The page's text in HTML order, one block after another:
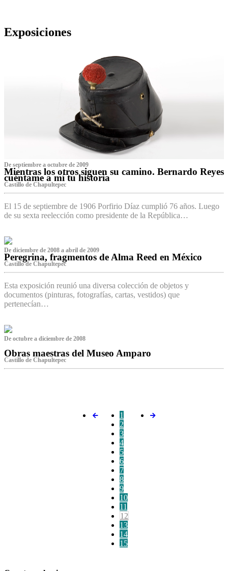
Exposiciones
De septiembre a octubre de 2009
Mientras los otros siguen su camino. Bernardo Reyes
cuéntame a mí tu historia
Castillo de Chapultepec
El 15 de septiembre de 1906 Porfirio Díaz cumplió 76 años. Luego
de su sexta reelección como presidente de la República…
De diciembre de 2008 a abril de 2009
Peregrina, fragmentos de Alma Reed en México
Castillo de Chapultepec
Esta exposición reunió una diversa colección de objetos y
documentos (pinturas, fotografías, cartas, vestidos) que
pertenecían…
De octubre a diciembre de 2008
Obras maestras del Museo Amparo
Castillo de Chapultepec
1
2
3
4
5
6
7
8
9
10
11
12
13
14
15